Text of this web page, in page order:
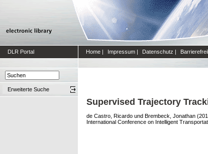
DLR Portal Home | Impressum | Datenschutz |
Erweiterte Suche
Supervised Trajectory
de Castro, Ricardo und Brembeck, Jonathan
International Conference on Intelligent